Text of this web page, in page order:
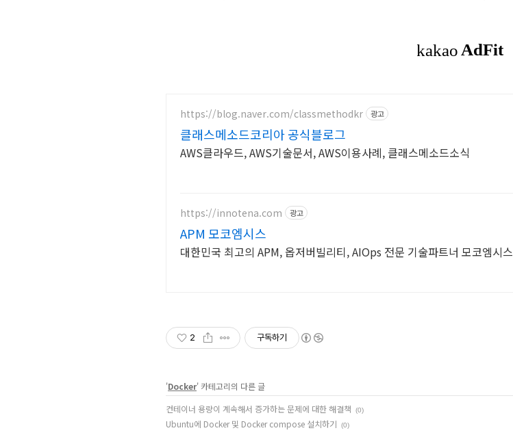
https://blog.naver.com/classmethodkr 광고
클래스메소드코리아 공식블로그
AWS클라우드, AWS기술문서, AWS이용사례, 클래스메소드소식
https://innotena.com 광고
APM 모코엠시스
대한민국 최고의 APM, 옵저버빌리티, AIOps 전문 기술파트너 모코엠시스
2 구독하기
'Docker' 카테고리의 다른 글
컨테이너 용량이 계속해서 증가하는 문제에 대한 해결책
(0)
Ubuntu에 Docker 및 Docker compose 설치하기 (0)